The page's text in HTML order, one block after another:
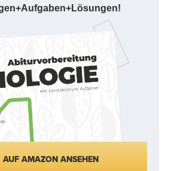
AUF AMAZON ANSEHEN